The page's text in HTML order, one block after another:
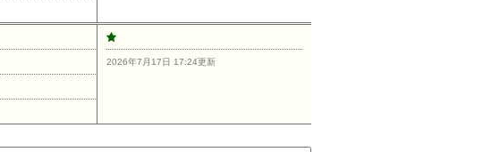
2026年7月17日 17:24更新